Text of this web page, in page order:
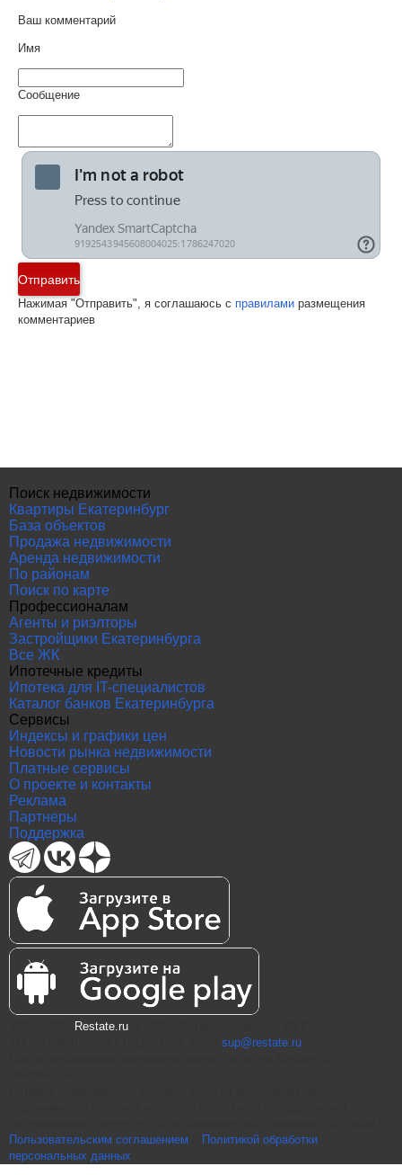
Ваш комментарий
Имя
Сообщение
Отправить
Нажимая "Отправить", я соглашаюсь с правилами размещения
комментариев
Поиск недвижимости
Квартиры Екатеринбург
База объектов
Продажа недвижимости
Аренда недвижимости
По районам
Поиск по карте
Профессионалам
Агенты и риэлторы
Застройщики Екатеринбурга
Все ЖК
Ипотечные кредиты
Ипотека для IT-специалистов
Каталог банков Екатеринбурга
Сервисы
Индексы и графики цен
Новости рынка недвижимости
Платные сервисы
О проекте и контакты
Реклама
Партнеры
Поддержка
Restate.ru
sup@restate.ru
Пользовательским соглашением
Политикой обработки
персональных данных